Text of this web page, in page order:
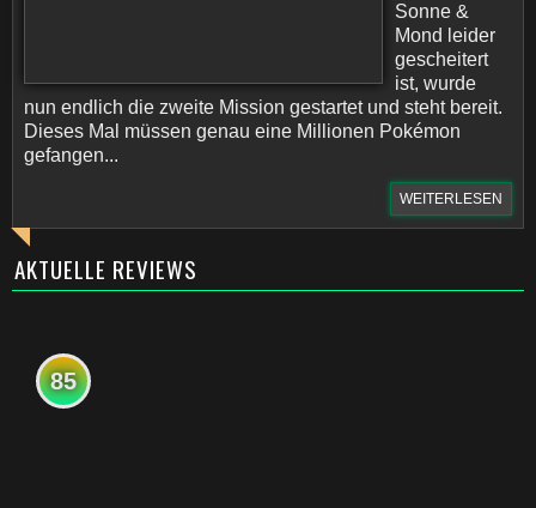
Sonne &
Mond leider
gescheitert
ist, wurde
nun endlich die zweite Mission gestartet und steht bereit.
Dieses Mal müssen genau eine Millionen Pokémon
gefangen...
WEITERLESEN
AKTUELLE REVIEWS
85